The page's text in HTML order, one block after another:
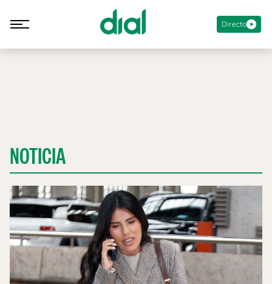
Directo
NOTICIA